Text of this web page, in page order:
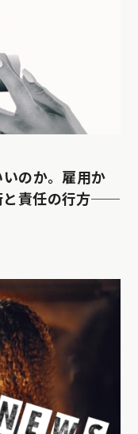
いのか。雇用か
と責任の行方──